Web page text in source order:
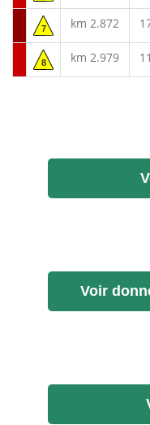
7 km 2.872
8 km 2.979
Voir